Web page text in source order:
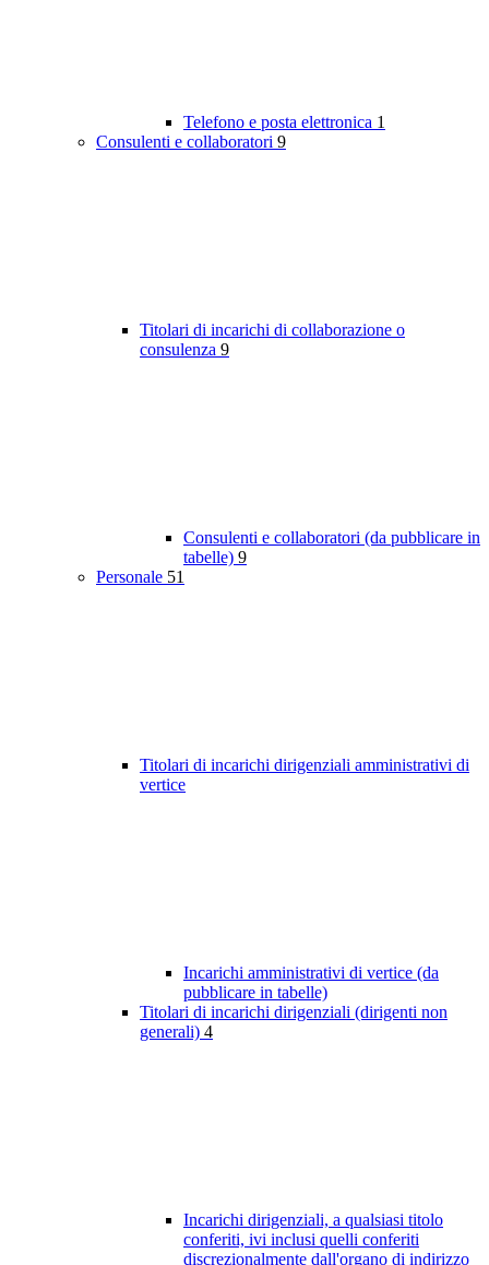
Telefono e posta elettronica 1
Consulenti e collaboratori 9
Titolari di incarichi di collaborazione o
consulenza 9
Consulenti e collaboratori (da pubblicare in
tabelle) 9
Personale 51
Titolari di incarichi dirigenziali amministrativi di
vertice
Incarichi amministrativi di vertice (da
pubblicare in tabelle)
Titolari di incarichi dirigenziali (dirigenti non
generali) 4
Incarichi dirigenziali, a qualsiasi titolo
conferiti, ivi inclusi quelli conferiti
discrezionalmente dall'organo di indirizzo